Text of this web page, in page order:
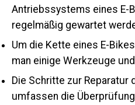
Antriebssystems eines E-
regelmäßig gewartet
Um die Kette eines E-
man einige Werkzeuge
Die Schritte zur Reparatur
umfassen die